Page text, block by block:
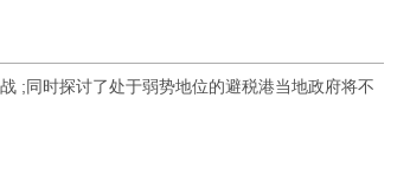
;同时探讨了处于弱势地位的避税港当地政府将不